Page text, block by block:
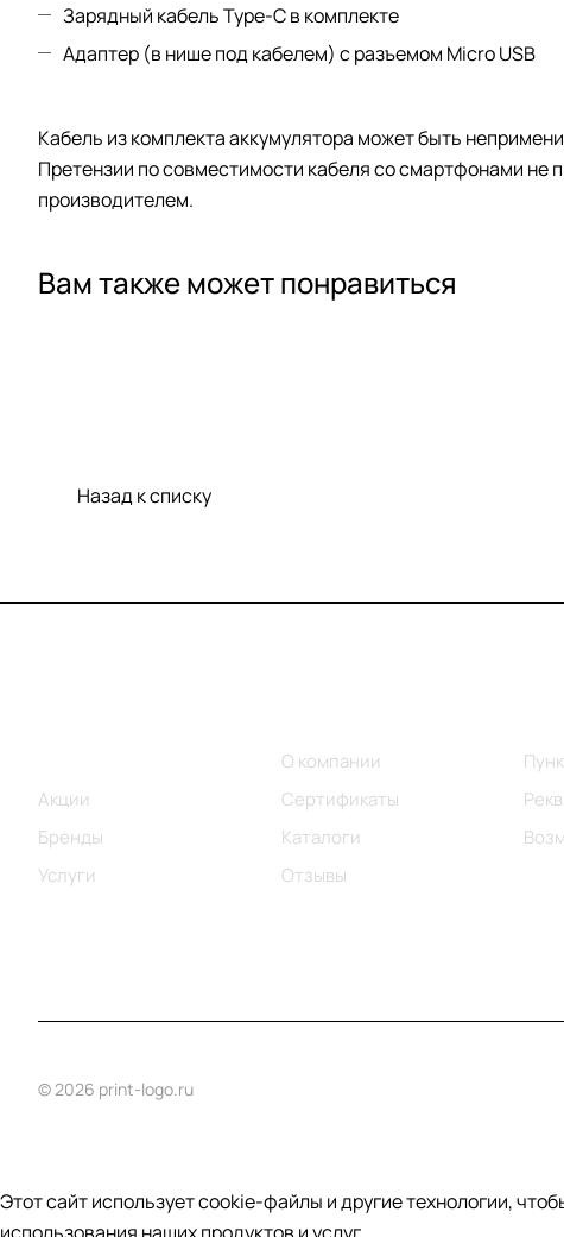
Зарядный кабель Type-C в комплекте
Адаптер (в нише под кабелем) с разъемом Micro USB
Кабель из комплекта аккумулятора может быть
Претензии по совместимости кабеля со смартфонами
производителем.
Вам также может понравиться
Назад к списку
Акции
Бренды
Услуги
О компании
Сертификаты
Каталоги
Отзывы
© 2026 print-logo.ru
Этот сайт использует cookie-файлы и другие технологии,